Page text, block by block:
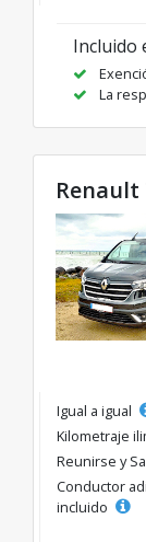
Incluido
La
Igual a igual
Kilometraje
Reunirse y
Conductor
incluido